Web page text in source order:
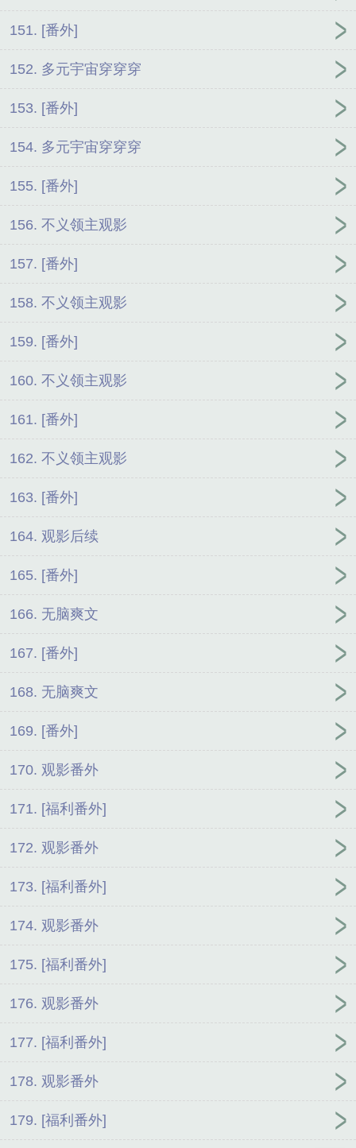
151. [番外]
152. 多元宇宙穿穿穿
153. [番外]
154. 多元宇宙穿穿穿
155. [番外]
156. 不义领主观影
157. [番外]
158. 不义领主观影
159. [番外]
160. 不义领主观影
161. [番外]
162. 不义领主观影
163. [番外]
164. 观影后续
165. [番外]
166. 无脑爽文
167. [番外]
168. 无脑爽文
169. [番外]
170. 观影番外
171. [福利番外]
172. 观影番外
173. [福利番外]
174. 观影番外
175. [福利番外]
176. 观影番外
177. [福利番外]
178. 观影番外
179. [福利番外]